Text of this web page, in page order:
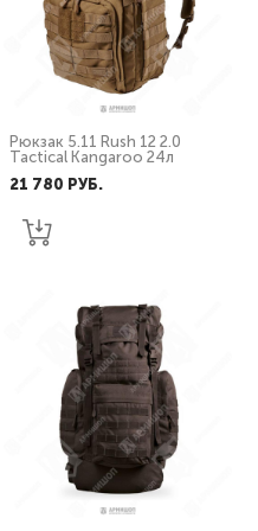
Рюкзак 5.11 Rush 12 2.0
Tactical Kangaroo 24л
21 780 PУБ.